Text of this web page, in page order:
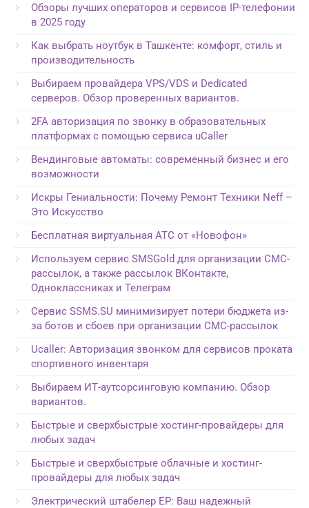
Обзоры лучших операторов и сервисов IP-телефонии
в 2025 году
Как выбрать ноутбук в Ташкенте: комфорт, стиль и
производительность
Выбираем провайдера VPS/VDS и Dedicated
серверов. Обзор проверенных вариантов.
2FA авторизация по звонку в образовательных
платформах с помощью сервиса uCaller
Вендинговые автоматы: современный бизнес и его
возможности
Искры Гениальности: Почему Ремонт Техники Neff –
Это Искусство
Бесплатная виртуальная АТС от «Новофон»
Используем сервис SMSGold для организации СМС-
рассылок, а также рассылок ВКонтакте,
Одноклассниках и Телеграм
Сервис SSMS.SU минимизирует потери бюджета из-
за ботов и сбоев при организации СМС-рассылок
Ucaller: Авторизация звонком для сервисов проката
спортивного инвентаря
Выбираем ИТ-аутсорсинговую компанию. Обзор
вариантов.
Быстрые и сверхбыстрые хостинг-провайдеры для
любых задач
Быстрые и сверхбыстрые облачные и хостинг-
провайдеры для любых задач
Электрический штабелер EP: Ваш надежный